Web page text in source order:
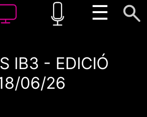
☰
00:00
IB3 - EDICIÓ
06/26